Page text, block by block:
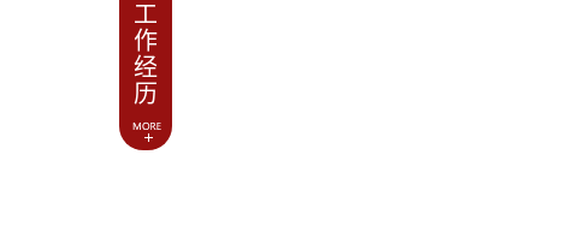
工
作
经
历